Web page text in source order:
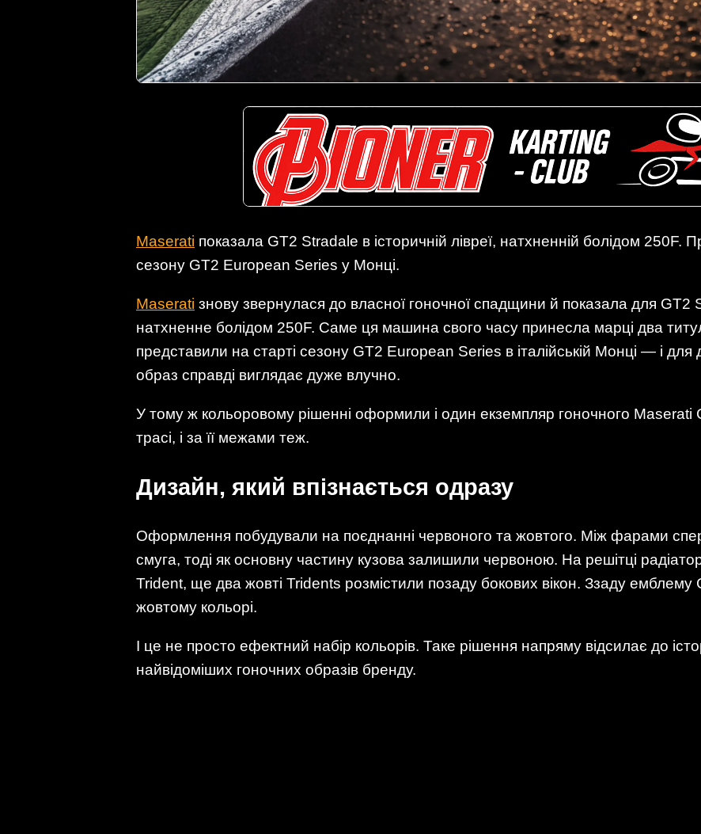
Maserati показала GT2 Stradale в історичній лівреї, натхненній болідом 250F.
сезону GT2 European Series у Монці.
Maserati знову звернулася до власної гоночної спадщини й показала для
натхненне болідом 250F. Саме ця машина свого часу принесла марці два
представили на старті сезону GT2 European Series в італійській Монці — і
образ справді виглядає дуже влучно.
У тому ж кольоровому рішенні оформили і один екземпляр гоночного Maserati
трасі, і за її межами теж.
Дизайн, який впізнається одразу
Оформлення побудували на поєднанні червоного та жовтого. Між фарами
смуга, тоді як основну частину кузова залишили червоною. На решітці
Trident, ще два жовті Tridents розмістили позаду бокових вікон. Ззаду
жовтому кольорі.
І це не просто ефектний набір кольорів. Таке рішення напряму відсилає до
найвідоміших гоночних образів бренду.